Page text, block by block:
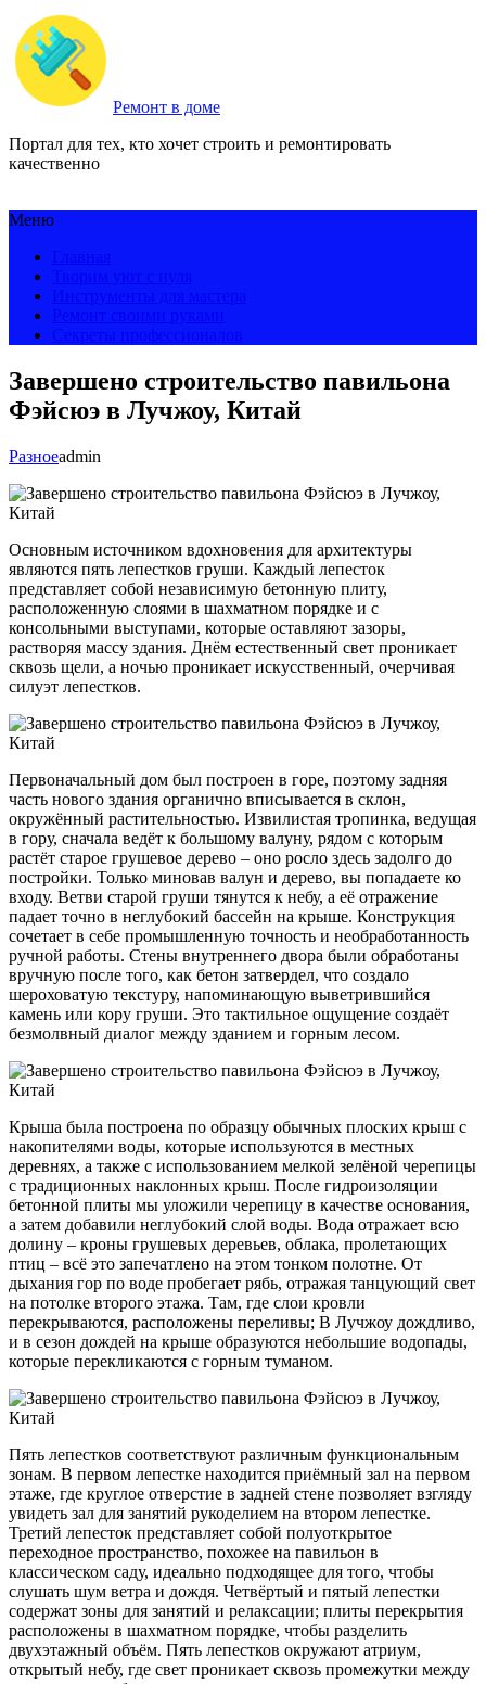
Ремонт в доме
Портал для тех, кто хочет строить и ремонтировать
качественно
Меню
Завершено строительство павильона
Фэйсюэ в Лучжоу, Китай
Разноеadmin
Основным источником вдохновения для архитектуры
являются пять лепестков груши. Каждый лепесток
представляет собой независимую бетонную плиту,
расположенную слоями в шахматном порядке и с
консольными выступами, которые оставляют зазоры,
растворяя массу здания. Днём естественный свет проникает
сквозь щели, а ночью проникает искусственный, очерчивая
силуэт лепестков.
Первоначальный дом был построен в горе, поэтому задняя
часть нового здания органично вписывается в склон,
окружённый растительностью. Извилистая тропинка, ведущая
в гору, сначала ведёт к большому валуну, рядом с которым
растёт старое грушевое дерево – оно росло здесь задолго до
постройки. Только миновав валун и дерево, вы попадаете ко
входу. Ветви старой груши тянутся к небу, а её отражение
падает точно в неглубокий бассейн на крыше. Конструкция
сочетает в себе промышленную точность и необработанность
ручной работы. Стены внутреннего двора были обработаны
вручную после того, как бетон затвердел, что создало
шероховатую текстуру, напоминающую выветрившийся
камень или кору груши. Это тактильное ощущение создаёт
безмолвный диалог между зданием и горным лесом.
Крыша была построена по образцу обычных плоских крыш с
накопителями воды, которые используются в местных
деревнях, а также с использованием мелкой зелёной черепицы
с традиционных наклонных крыш. После гидроизоляции
бетонной плиты мы уложили черепицу в качестве основания,
а затем добавили неглубокий слой воды. Вода отражает всю
долину – кроны грушевых деревьев, облака, пролетающих
птиц – всё это запечатлено на этом тонком полотне. От
дыхания гор по воде пробегает рябь, отражая танцующий свет
на потолке второго этажа. Там, где слои кровли
перекрываются, расположены переливы; В Лучжоу дождливо,
и в сезон дождей на крыше образуются небольшие водопады,
которые перекликаются с горным туманом.
Пять лепестков соответствуют различным функциональным
зонам. В первом лепестке находится приёмный зал на первом
этаже, где круглое отверстие в задней стене позволяет взгляду
увидеть зал для занятий рукоделием на втором лепестке.
Третий лепесток представляет собой полуоткрытое
переходное пространство, похожее на павильон в
классическом саду, идеально подходящее для того, чтобы
слушать шум ветра и дождя. Четвёртый и пятый лепестки
содержат зоны для занятий и релаксации; плиты перекрытия
расположены в шахматном порядке, чтобы разделить
двухэтажный объём. Пять лепестков окружают атриум,
открытый небу, где свет проникает сквозь промежутки между